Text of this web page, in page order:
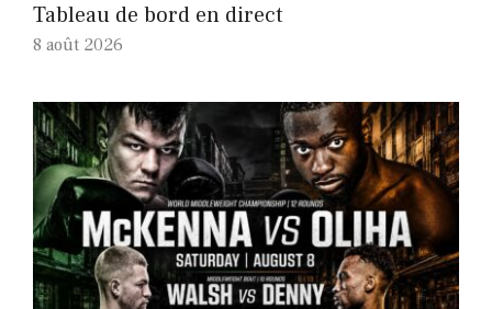
Tableau de bord en direct
8 août 2026